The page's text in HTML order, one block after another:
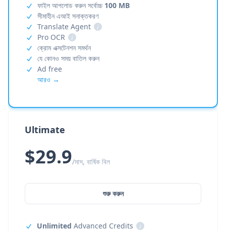
ফাইল আপলোড করুন সর্বোচ্চ 100 MB
সীমাহীন এআই সনাক্তকরণ
Translate Agent
i
Pro OCR
i
ক্রোম এক্সটেনশন সমর্থন
যে কোনও সময় বাতিল করুন
Ad free
আরও →
Ultimate
$29.9/মাস, বার্ষিক বিল
শুরু করুন
Unlimited Advanced Credits
i